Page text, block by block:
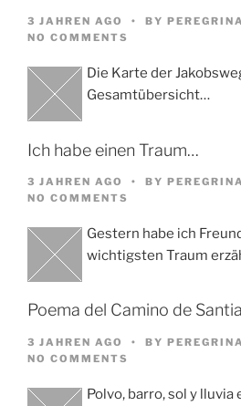
3 JAHREN AGO BY PEREGRINA
NO COMMENTS
Die Karte der
Gesamtübersicht…
Ich habe einen Traum…
3 JAHREN AGO BY PEREGRINA
NO COMMENTS
Gestern habe ich
wichtigsten Traum
Poema del Camino de
3 JAHREN AGO BY PEREGRINA
NO COMMENTS
Polvo, barro, sol y lluvia